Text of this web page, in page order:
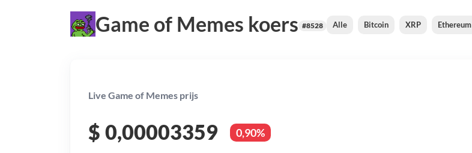
Game of Memes koers #8528 Alle Bitcoin XRP Ethereum
Live Game of Memes prijs
$ 0,00003359 0,90%